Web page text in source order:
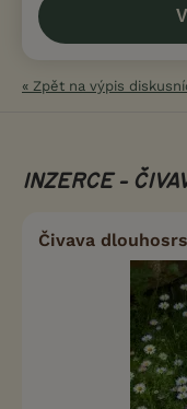
« Zpět na výpis
INZERCE -
Čivava